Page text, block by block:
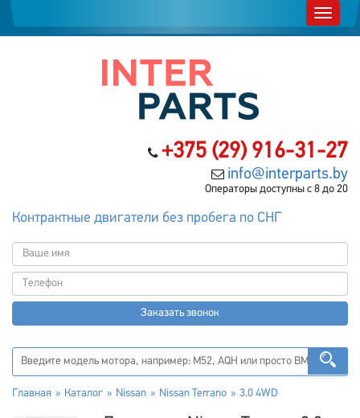
+375 (29) 916-31-27
info@interparts.by
Операторы доступны с 8 до 20
Контрактные двигатели без пробега по СНГ
Заказать звонок
Главная Каталог Nissan Nissan Terrano 3.0 4WD